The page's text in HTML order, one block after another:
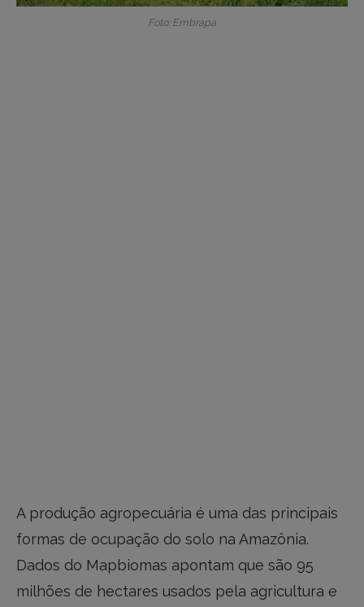
Foto: Embrapa
A produção agropecuária é uma das principais
formas de ocupação do solo na Amazônia.
Dados do Mapbiomas apontam que são 95
milhões de hectares usados pela agricultura e